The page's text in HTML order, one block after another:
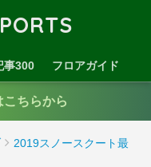
事300 フロアガイド
ちらから
2019スノースクート最